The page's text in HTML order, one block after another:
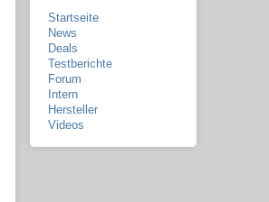
Startseite
News
Deals
Testberichte
Forum
Intern
Hersteller
Videos